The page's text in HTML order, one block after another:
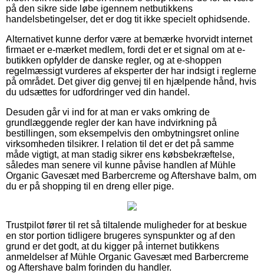
på den sikre side løbe igennem netbutikkens
handelsbetingelser, det er dog tit ikke specielt ophidsende.
Alternativet kunne derfor være at bemærke hvorvidt internet
firmaet er e-mærket medlem, fordi det er et signal om at e-
butikken opfylder de danske regler, og at e-shoppen
regelmæssigt vurderes af eksperter der har indsigt i reglerne
på området. Det giver dig genvej til en hjælpende hånd, hvis
du udsættes for udfordringer ved din handel.
Desuden går vi ind for at man er vaks omkring de
grundlæggende regler der kan have indvirkning på
bestillingen, som eksempelvis den ombytningsret online
virksomheden tilsikrer. I relation til det er det på samme
måde vigtigt, at man stadig sikrer ens købsbekræftelse,
således man senere vil kunne påvise handlen af Mühle
Organic Gavesæt med Barbercreme og Aftershave balm, om
du er på shopping til en dreng eller pige.
Trustpilot fører til ret så tiltalende muligheder for at beskue
en stor portion tidligere brugeres synspunkter og af den
grund er det godt, at du kigger på internet butikkens
anmeldelser af Mühle Organic Gavesæt med Barbercreme
og Aftershave balm forinden du handler.